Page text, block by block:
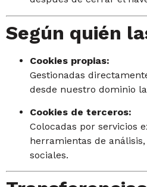
Según quién
Cookies propias:
Gestionadas
desde nuestro dominio
Cookies de terceros:
Colocadas por servicios
herramientas de
sociales.